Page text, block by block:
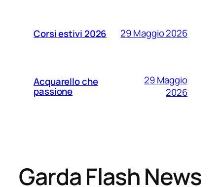
Corsi estivi 2026 29 Maggio 2026
Acquarello che
passione
29 Maggio
2026
Garda Flash News